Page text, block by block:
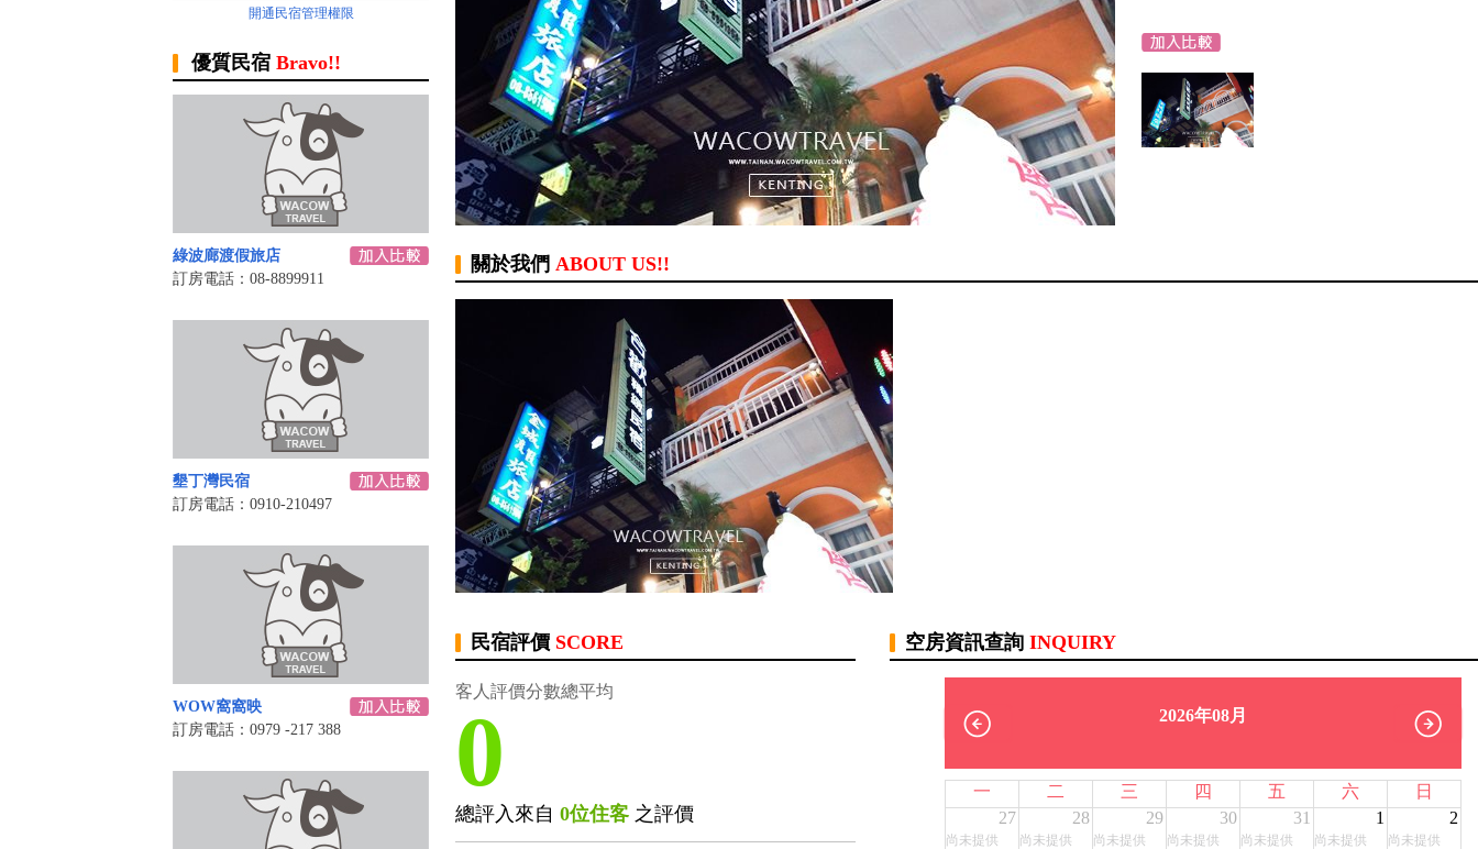
開通民宿管理權限
優質民宿 Bravo!!
綠波廊渡假旅店‎
訂房電話：08-8899911
墾丁灣民宿
訂房電話：0910-210497
WOW窩窩映
訂房電話：0979 -217 388
關於我們 ABOUT US!!
民宿評價 SCORE
客人評價分數總平均
0
總評入來自 0位住客 之評價
空房資訊查詢 INQUIRY
2026年08月
一 二 三 四 五 六
日
27
尚未提供
28
尚未提供
29
尚未提供
30
尚未提供
31
尚未提供
1
尚未提供
2
尚未提供